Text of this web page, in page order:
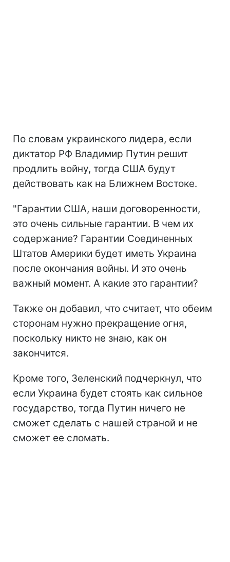
По словам украинского лидера, если
диктатор РФ Владимир Путин решит
продлить войну, тогда США будут
действовать как на Ближнем Востоке.
"Гарантии США, наши договоренности,
это очень сильные гарантии. В чем их
содержание? Гарантии Соединенных
Штатов Америки будет иметь Украина
после окончания войны. И это очень
важный момент. А какие это гарантии?
Также он добавил, что считает, что обеим
сторонам нужно прекращение огня,
поскольку никто не знаю, как он
закончится.
Кроме того, Зеленский подчеркнул, что
если Украина будет стоять как сильное
государство, тогда Путин ничего не
сможет сделать с нашей страной и не
сможет ее сломать.